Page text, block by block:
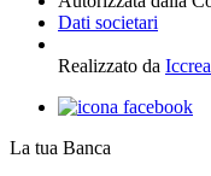
Dati societari
Realizzato da
La tua Banca